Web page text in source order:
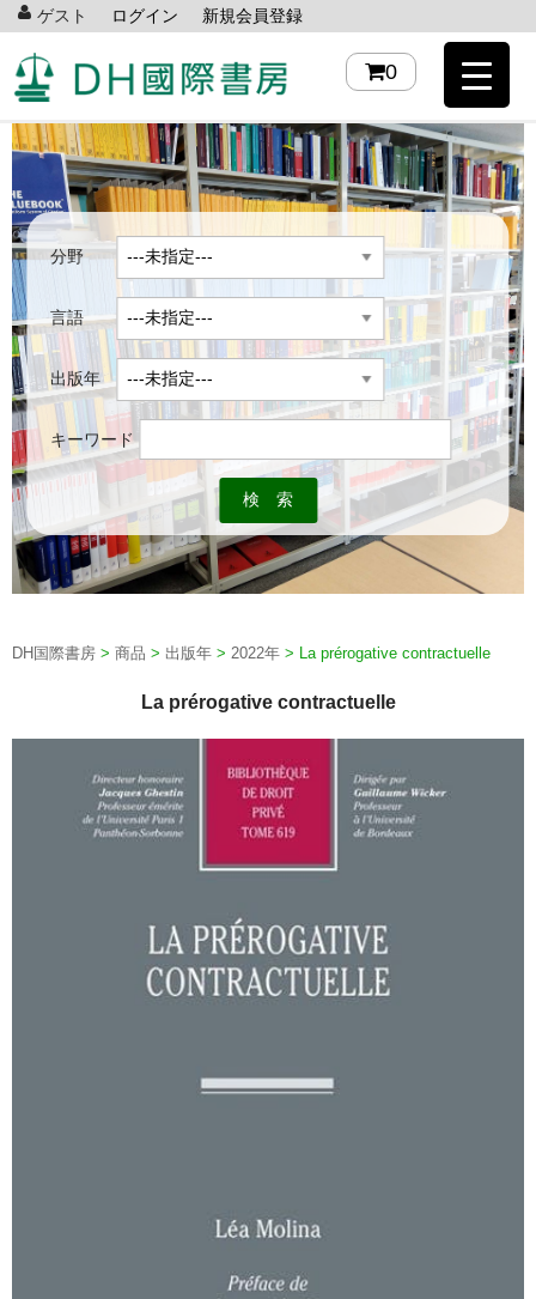
ゲスト ログイン 新規会員登録
0
分野
言語
出版年
キーワード
DH国際書房 > 商品 > 出版年 > 2022年 > La prérogative contractuelle
La prérogative contractuelle